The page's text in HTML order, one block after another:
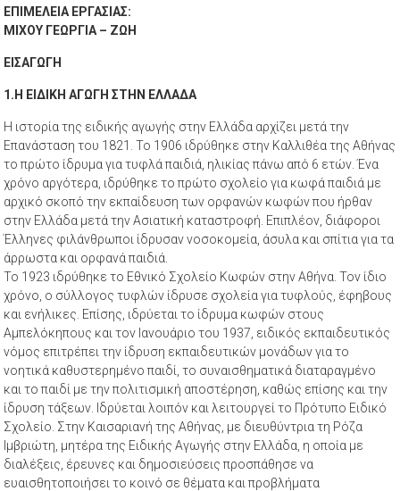
ΕΠΙΜΕΛΕΙΑ ΕΡΓΑΣΙΑΣ:
ΜΙΧΟΥ ΓΕΩΡΓΙΑ – ΖΩΗ
ΕΙΣΑΓΩΓΗ
1.Η ΕΙΔΙΚΗ ΑΓΩΓΗ ΣΤΗΝ ΕΛΛΑΔΑ
Η ιστορία της ειδικής αγωγής στην Ελλάδα αρχίζει μετά την
Επανάσταση του 1821. Το 1906 ιδρύθηκε στην Καλλιθέα της Αθήνας
το πρώτο ίδρυμα για τυφλά παιδιά, ηλικίας πάνω από 6 ετών. Ένα
χρόνο αργότερα, ιδρύθηκε το πρώτο σχολείο για κωφά παιδιά με
αρχικό σκοπό την εκπαίδευση των ορφανών κωφών που ήρθαν
στην Ελλάδα μετά την Ασιατική καταστροφή. Επιπλέον, διάφοροι
Έλληνες φιλάνθρωποι ίδρυσαν νοσοκομεία, άσυλα και σπίτια για τα
άρρωστα και ορφανά παιδιά.
Το 1923 ιδρύθηκε το Εθνικό Σχολείο Κωφών στην Αθήνα. Τον ίδιο
χρόνο, ο σύλλογος τυφλών ίδρυσε σχολεία για τυφλούς, έφηβους
και ενήλικες. Επίσης, ιδρύεται το ίδρυμα κωφών στους
Αμπελόκηπους και τον Ιανουάριο του 1937, ειδικός εκπαιδευτικός
νόμος επιτρέπει την ίδρυση εκπαιδευτικών μονάδων για το
νοητικά καθυστερημένο παιδί, το συναισθηματικά διαταραγμένο
και το παιδί με την πολιτισμική αποστέρηση, καθώς επίσης και την
ίδρυση τάξεων. Ιδρύεται λοιπόν και λειτουργεί το Πρότυπο Ειδικό
Σχολείο. Στην Καισαριανή της Αθήνας, με διευθύντρια τη Ρόζα
Ιμβριώτη, μητέρα της Ειδικής Αγωγής στην Ελλάδα, η οποία με
διαλέξεις, έρευνες και δημοσιεύσεις προσπάθησε να
ευαισθητοποιήσει το κοινό σε θέματα και προβλήματα